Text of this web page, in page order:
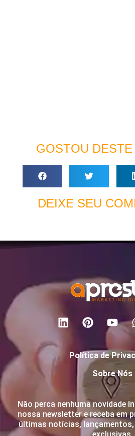
GOSTOU
DEIXE SEU
Política de
Sobre Nós
Não perca nenhuma novidade
nossa newsletter e receba em
últimas notícias,